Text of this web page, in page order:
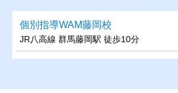
個別指導WAM藤岡校
JR八高線 群馬藤岡駅 徒歩10分